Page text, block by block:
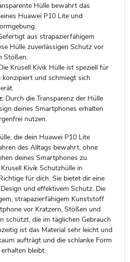
Hülle bewahrt das
Huawei P10 Lite und
aus strapazierfähigem
Hülle zuverlässigen Schutz vor
Stößen.
Krusell Kivik Hülle ist speziell für
und schmiegt sich
Durch die Transparenz der Hülle
deines Smartphones erhalten
nutzen.
die dein Huawei P10 Lite
des Alltags bewahrt, ohne
deines Smartphones zu
Kivik Schutzhülle in
für dich. Sie bietet dir eine
und effektivem Schutz. Die
strapazierfähigem Kunststoff
vor Kratzern, Stößen und
schützt, die im täglichen Gebrauch
ist das Material sehr leicht und
aufträgt und die schlanke Form
bleibt.